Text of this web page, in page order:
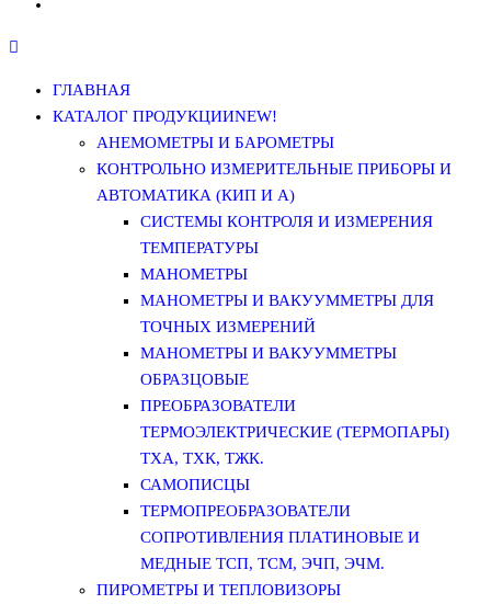
ГЛАВНАЯ
КАТАЛОГ ПРОДУКЦИИNEW!
АНЕМОМЕТРЫ И БАРОМЕТРЫ
КОНТРОЛЬНО ИЗМЕРИТЕЛЬНЫЕ ПРИБОРЫ И
АВТОМАТИКА (КИП И А)
СИСТЕМЫ КОНТРОЛЯ И ИЗМЕРЕНИЯ
ТЕМПЕРАТУРЫ
МАНОМЕТРЫ
МАНОМЕТРЫ И ВАКУУММЕТРЫ ДЛЯ
ТОЧНЫХ ИЗМЕРЕНИЙ
МАНОМЕТРЫ И ВАКУУММЕТРЫ
ОБРАЗЦОВЫЕ
ПРЕОБРАЗОВАТЕЛИ
ТЕРМОЭЛЕКТРИЧЕСКИЕ (ТЕРМОПАРЫ)
ТХА, ТХК, ТЖК.
САМОПИСЦЫ
ТЕРМОПРЕОБРАЗОВАТЕЛИ
СОПРОТИВЛЕНИЯ ПЛАТИНОВЫЕ И
МЕДНЫЕ ТСП, ТСМ, ЭЧП, ЭЧМ.
ПИРОМЕТРЫ И ТЕПЛОВИЗОРЫ